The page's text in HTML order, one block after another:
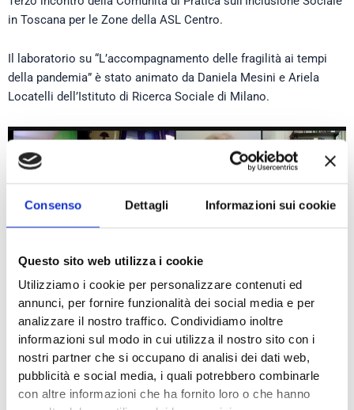
Consenso Dettagli Informazioni sui cookie
Questo sito web utilizza i cookie
Utilizziamo i cookie per personalizzare contenuti ed
annunci, per fornire funzionalità dei social media e per
analizzare il nostro traffico. Condividiamo inoltre
informazioni sul modo in cui utilizza il nostro sito con i
nostri partner che si occupano di analisi dei dati web,
pubblicità e social media, i quali potrebbero combinarle
con altre informazioni che ha fornito loro o che hanno
in Toscana per le Zone della ASL Centro.
Il laboratorio su “L’accompagnamento delle fragilità ai tempi
della pandemia” è stato animato da Daniela Mesini e Ariela
Locatelli dell’Istituto di Ricerca Sociale di Milano.
Hanno partecipato i referenti delle diverse zone in un
interessante confronto fra pratiche ed esperienze alla luce
anche delle esperienze della SdS Fiorentina Nord Ovest e della